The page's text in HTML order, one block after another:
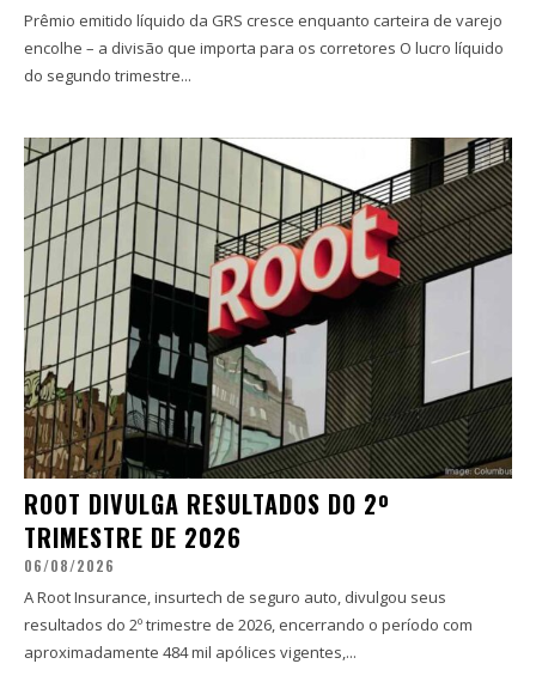
Prêmio emitido líquido da GRS cresce enquanto carteira de varejo
encolhe – a divisão que importa para os corretores O lucro líquido
do segundo trimestre...
ROOT DIVULGA RESULTADOS DO 2º
TRIMESTRE DE 2026
06/08/2026
A Root Insurance, insurtech de seguro auto, divulgou seus
resultados do 2º trimestre de 2026, encerrando o período com
aproximadamente 484 mil apólices vigentes,...